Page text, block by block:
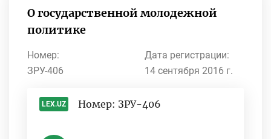
О государственной молодежной
политике
Номер:
ЗРУ-406
Дата регистрации:
14 сентября 2016 г.
LEX.UZ Номер: ЗРУ-406